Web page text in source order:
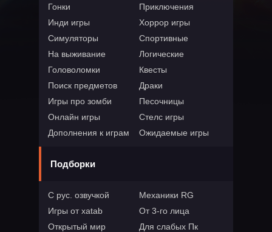
Гонки
Приключения
Инди игры
Хоррор игры
Симуляторы
Спортивные
На выживание
Логические
Головоломки
Квесты
Поиск предметов
Драки
Игры про зомби
Песочницы
Онлайн игры
Стелс игры
Дополнения к играм
Ожидаемые игры
Подборки
С рус. озвучкой
Механики RG
Игры от xatab
От 3-го лица
Открытый мир
Для слабых Пк